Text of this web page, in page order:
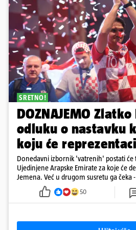
SRETNO!
DOZNAJEMO
odluku o nastavku
koju će
Donedavni izbornik 'vatrenih' postati će
Ujedinjene Arapske Emirate za koje će
Jemena. Već u drugom susretu ga čeka
50